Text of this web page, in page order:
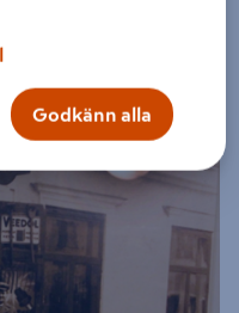
och Adam. 2022
och sedan K-Bygg.
Godkänn alla